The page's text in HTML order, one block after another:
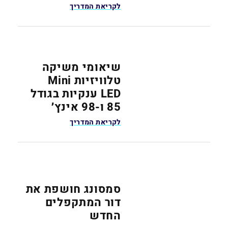
לקריאת המדריך
שיאומי משיקה
טלוויזיות Mini
LED ענקיות בגודל
85 ו-98 אינץ׳
לקריאת המדריך
סמסונג חושפת את
דור המתקפלים
החדש